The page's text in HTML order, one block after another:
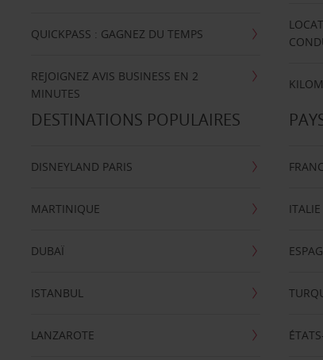
QUICKPASS : GAGNEZ DU TEMPS
REJOIGNEZ AVIS BUSINESS EN 2
MINUTES
DESTINATIONS POPULAIRES
DISNEYLAND PARIS
MARTINIQUE
DUBAÏ
ISTANBUL
LANZAROTE
ITALIE